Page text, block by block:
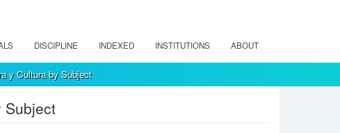
DISCIPLINE INDEXED INSTITUTIONS ABOUT
y Cultura by Subject
Subject